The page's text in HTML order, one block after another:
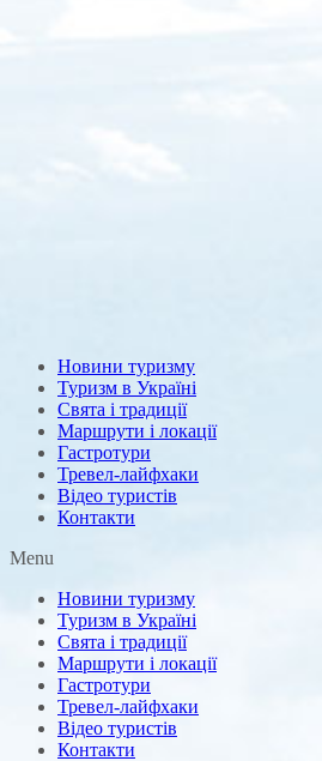
Новини туризму
Туризм в Україні
Свята і традиції
Маршрути і локації
Гастротури
Тревел-лайфхаки
Відео туристів
Контакти
Menu
Новини туризму
Туризм в Україні
Свята і традиції
Маршрути і локації
Гастротури
Тревел-лайфхаки
Відео туристів
Контакти